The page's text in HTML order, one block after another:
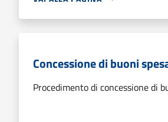
Concessione di buoni
Procedimento di concessione di